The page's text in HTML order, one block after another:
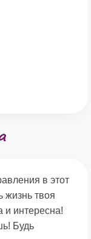
в этот
жизнь твоя
и интересна!
Будь